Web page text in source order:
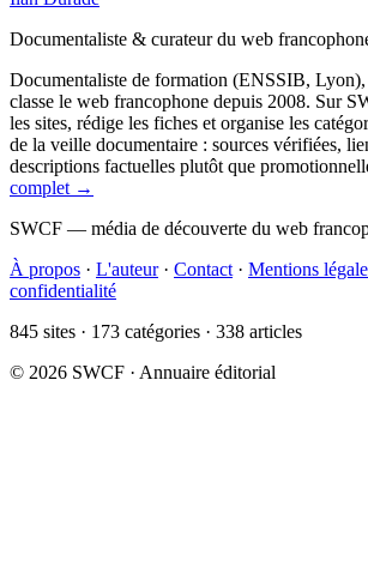
Documentaliste & curateur du web
Documentaliste de formation (ENSSIB,
classe le web francophone depuis 2008. Sur
les sites, rédige les fiches et organise les
de la veille documentaire : sources vérifiées,
descriptions factuelles plutôt que
complet →
SWCF — média de découverte du web
À propos · L'auteur · Contact · Mentions
confidentialité
845 sites · 173 catégories · 338 articles
© 2026 SWCF · Annuaire éditorial